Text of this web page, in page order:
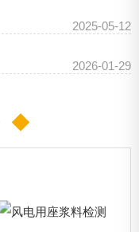
2025-05-12
2026-01-29
◆